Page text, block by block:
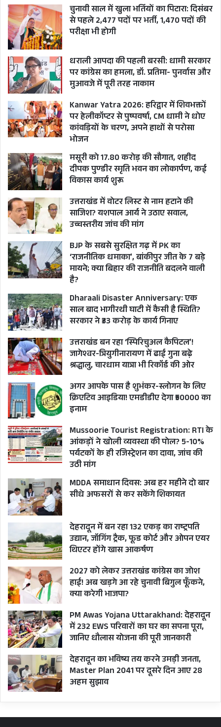
प्रतिशत अधिक 766.59 करोड़ हो गया। 2020-21 में 193
प्रतिशत बढ़कर 767.39 करोड़ टैक्स मिला हैै। वर्ष 2021-
22 में 293 प्रतिशत बढ़कर 1029.04 करोड़ टैक्स मिला है।
जबकि वर्ष 2022-23 में मई 2022 तक केवल 2 माह
235.37 करोड़ रूपये टैक्स मिला हैै।
जाहिर है उत्तराखंड में वाहन चालकों को भले बेहतर, गड्ढा
मुक्त और चौड़ी सड़कों से लेकर तमाम सुविधाएं मिलना
बाकी हो लेकिन पेट्रोल और डीजल की बिक्री कर टैक्स के
रूप में सरकार अपना खजाना खूब भरती आई है और राज्य
बनने के बाद से इसमें लगातार भारी वृद्धि होती गई है।
#TaxonPetroProducts
RIGHT TO INFORMATION NEWS
UTTARAKHAND
चुनावी साल में खुला भर्तियों का पिटारा: दिसंबर
से पहले 2,477 पदों पर भर्ती, 1,470 पदों की
परीक्षा भी होगी
धराली आपदा की पहली बरसी: धामी सरकार
पर कांग्रेस का हमला, डॉ. प्रतिमा- पुनर्वास और
मुआवजे में पूरी तरह नाकाम
Kanwar Yatra 2026: हरिद्वार में शिवभक्तों
पर हेलीकॉप्टर से पुष्पवर्षा, CM धामी ने धोए
कांवड़ियों के चरण, अपने हाथों से परोसा
भोजन
मसूरी को 17.80 करोड़ की सौगात, शहीद
दीपक पुण्डीर स्मृति भवन का लोकार्पण, कई
विकास कार्य शुरू
उत्तराखंड में वोटर लिस्ट से नाम हटाने की
साजिश? यशपाल आर्य ने उठाए सवाल,
उच्चस्तरीय जांच की मांग
BJP के सबसे सुरक्षित गढ़ में PK का
‘राजनीतिक धमाका’, बांकीपुर जीत के 7 बड़े
मायने; क्या बिहार की राजनीति बदलने वाली
है?
Dharaali Disaster Anniversary: एक
साल बाद भागीरथी घाटी में कैसी है स्थिति?
सरकार ने ₹33 करोड़ के कार्य गिनाए
उत्तराखंड बन रहा ‘स्पिरिचुअल कैपिटल’!
जागेश्वर-त्रियुगीनारायण में ढाई गुना बढ़े
श्रद्धालु, चारधाम यात्रा भी रिकॉर्ड की ओर
अगर आपके पास है शुभंकर-स्लोगन के लिए
क्रिएटिव आइडिया! एमडीडीए देगा ₹50000 का
इनाम
Mussoorie Tourist Registration: RTI के
आंकड़ों ने खोली व्यवस्था की पोल? 5-10%
पर्यटकों के ही रजिस्ट्रेशन का दावा, जांच की
उठी मांग
MDDA समाधान दिवस: अब हर महीने दो बार
सीधे अफसरों से कर सकेंगे शिकायत
देहरादून में बन रहा 132 एकड़ का राष्ट्रपति
उद्यान, जॉगिंग ट्रैक, फूड कोर्ट और ओपन एयर
थिएटर होंगे खास आकर्षण
2027 को लेकर उत्तराखंड कांग्रेस का जोश
हाई! अब खड़गे आ रहे चुनावी बिगुल फूँकने,
क्या करेगी भाजपा?
PM Awas Yojana Uttarakhand: देहरादून
में 232 EWS परिवारों का घर का सपना पूरा,
जानिए धौलास योजना की पूरी जानकारी
देहरादून का भविष्य तय करने उमड़ी जनता,
Master Plan 2041 पर दूसरे दिन आए 28
अहम सुझाव